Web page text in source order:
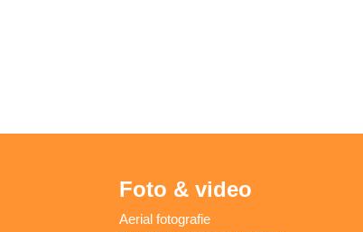
Foto & video
Aerial fotografie